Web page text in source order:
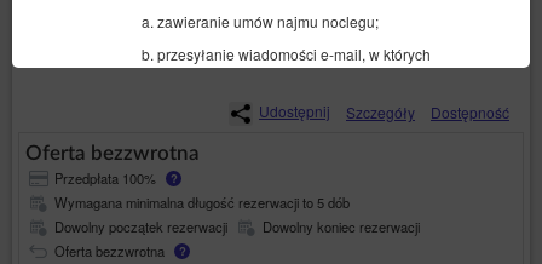
zawieranie umów najmu noclegu;
przesyłanie wiadomości e-mail, w których
Usługodawca potwierdza utworzenie rezerwacji
zasady dokonywania rejestracji i korzystania z
Konta w ramach Serwisu.
Korzystanie ze Serwisu możliwe jest pod warunkiem
spełniania przez system informatyczny, z którego
korzysta Gość następujących minimalnych wymagań
3 600,00 zł
Udostępnij Szczegóły Dostępność
Oferta bezzwrotna
Przedpłata 100% ?
Wymagana minimalna długość rezerwacji to 5 dób
Dowolny początek rezerwacji
Dowolny koniec rezerwacji
Oferta bezzwrotna
?